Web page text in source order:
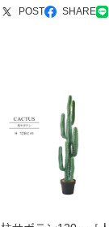
POST SHARE